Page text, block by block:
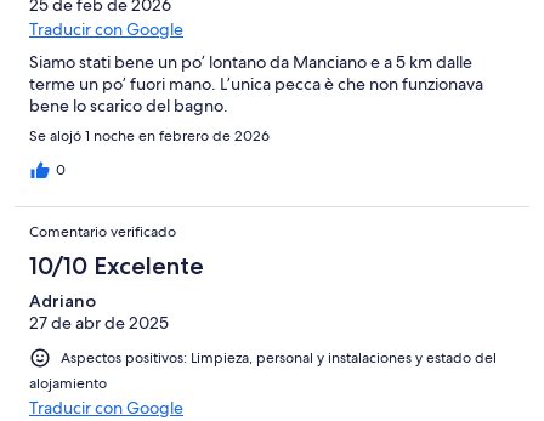
Normal
Mediocre
de
Horrible
25 de feb de 2026
Traducir con Google
Siamo stati bene un po’ lontano da Manciano e a 5 km dalle
terme un po’ fuori mano. L’unica pecca è che non funzionava
bene lo scarico del bagno.
Se alojó 1 noche en febrero de 2026
0
Comentario verificado
10/10 Excelente
Adriano
27 de abr de 2025
Aspectos positivos: Limpieza, personal y instalaciones y estado del
alojamiento
Traducir con Google